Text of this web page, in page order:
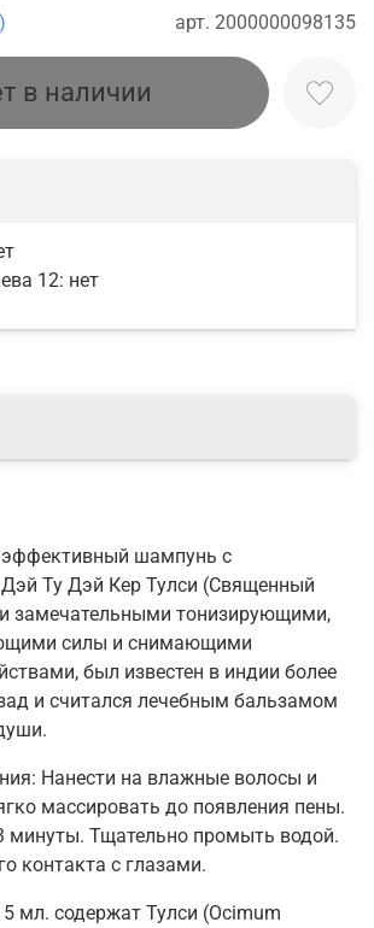
арт. 2000000098135
в наличии
12: нет
шампунь с
Ту Дэй Кер Тулси (Священный
замечательными тонизирующими,
силы и снимающими
был известен в индии более
и считался лечебным бальзамом
Нанести на влажные волосы и
массировать до появления пены.
минуты. Тщательно промыть водой.
контакта с глазами.
мл. содержат Тулси (Ocimum